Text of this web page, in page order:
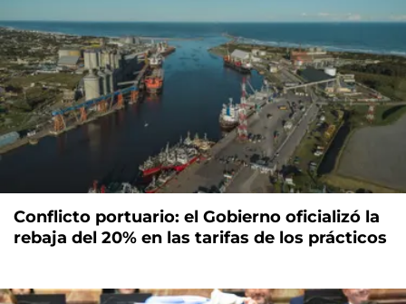
Conflicto portuario: el Gobierno oficializó la
rebaja del 20% en las tarifas de los prácticos